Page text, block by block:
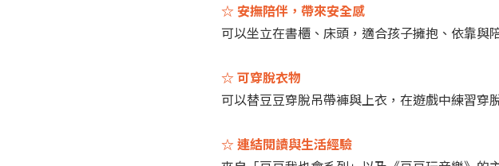
☆ 安撫陪伴，帶來安全感
可以坐立在書櫃、床頭，適合孩子擁抱、依靠與
☆ 可穿脫衣物
可以替豆豆穿脫吊帶褲與上衣，在遊戲中練習穿
☆ 連結閱讀與生活經驗